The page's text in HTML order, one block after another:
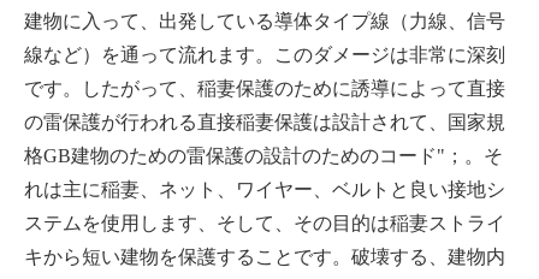
建物に入って、出発している導体タイプ線（力線、信号
線など）を通って流れます。このダメージは非常に深刻
です。したがって、稲妻保護のために誘導によって直接
の雷保護が行われる直接稲妻保護は設計されて、国家規
格GB建物のための雷保護の設計のためのコード"；。そ
れは主に稲妻、ネット、ワイヤー、ベルトと良い接地シ
ステムを使用します、そして、その目的は稲妻ストライ
キから短い建物を保護することです。破壊する、建物内